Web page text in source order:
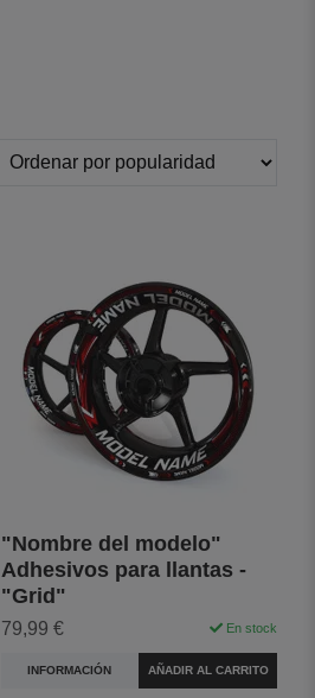
"Nombre del modelo"
Adhesivos para llantas -
"Grid"
79,99 € En stock
INFORMACIÓN AÑADIR AL CARRITO